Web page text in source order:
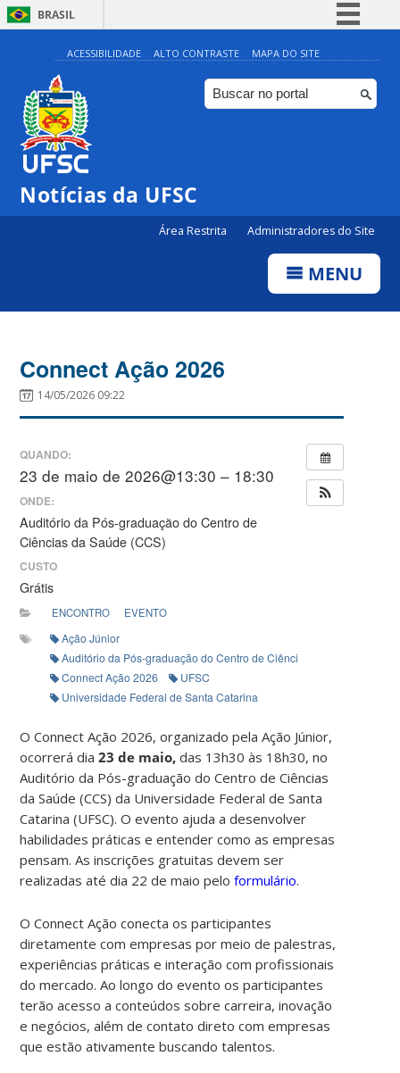
BRASIL
Simplifique!
Comunica BR
Participe
ACESSIBILIDADE ALTO CONTRASTE MAPA DO SITE
Notícias da UFSC
Área Restrita Administradores do Site
MENU
Connect Ação 2026
14/05/2026 09:22
QUANDO:
23 de maio de 2026@13:30 – 18:30
ONDE:
Auditório da Pós-graduação do Centro de
Ciências da Saúde (CCS)
CUSTO
Grátis
ENCONTRO EVENTO
Ação Júnior
Auditório da Pós-graduação do Centro de Ciências da Saúde (CCS)
Connect Ação 2026
UFSC
Universidade Federal de Santa Catarina
O Connect Ação 2026, organizado pela Ação Júnior,
ocorrerá dia23 de maio, das 13h30 às 18h30, no
Auditório da Pós-graduação do Centro de Ciências
da Saúde (CCS) da Universidade Federal de Santa
Catarina (UFSC). O evento ajuda a desenvolver
habilidades práticas e entender como as empresas
pensam. As inscrições gratuitas devem ser
realizadas até dia 22 de maio peloformulário.
O Connect Ação conecta os participantes
diretamente com empresas por meio de palestras,
experiências práticas e interação com profissionais
do mercado. Ao longo do evento os participantes
terão acesso a conteúdos sobre carreira, inovação
e negócios, além de contato direto com empresas
que estão ativamente buscando talentos.